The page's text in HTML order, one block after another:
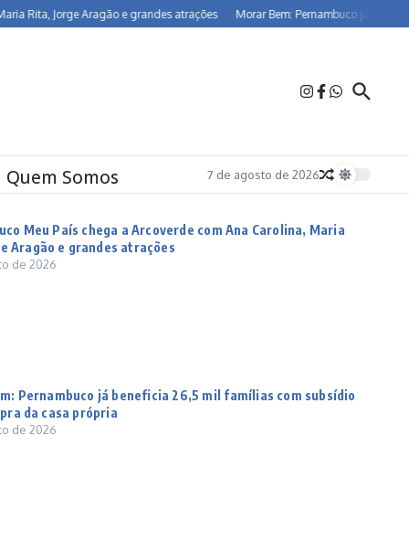
Aragão e grandes atrações Morar Bem: Pernambuco já beneficia 26,5 mil
Quem Somos 7 de agosto de 2026
Meu País chega a Arcoverde com Ana Carolina, Maria
Aragão e grandes atrações
de 2026
Pernambuco já beneficia 26,5 mil famílias com subsídio
da casa própria
de 2026